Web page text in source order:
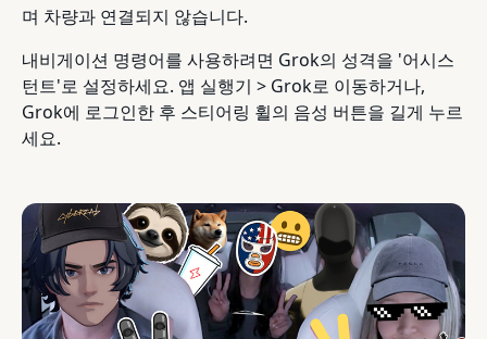
며 차량과 연결되지 않습니다.
내비게이션 명령어를 사용하려면 Grok의 성격을 '어시스
턴트'로 설정하세요. 앱 실행기 > Grok로 이동하거나,
Grok에 로그인한 후 스티어링 휠의 음성 버튼을 길게 누르
세요.